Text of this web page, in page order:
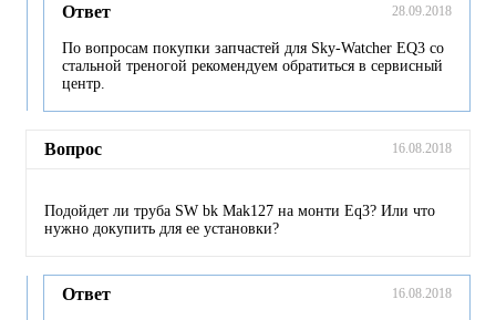
Ответ 28.09.2018
По вопросам покупки запчастей для Sky-Watcher EQ3 со
стальной треногой рекомендуем обратиться в сервисный
центр.
Вопрос 16.08.2018
Подойдет ли труба SW bk Mak127 на монти Eq3? Или что
нужно докупить для ее установки?
Ответ 16.08.2018